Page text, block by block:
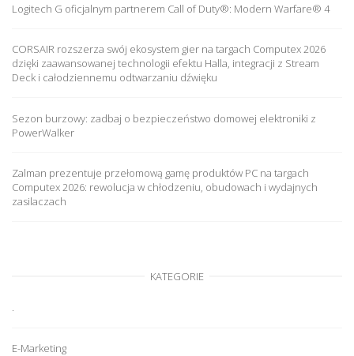
Logitech G oficjalnym partnerem Call of Duty®: Modern Warfare® 4
CORSAIR rozszerza swój ekosystem gier na targach Computex 2026
dzięki zaawansowanej technologii efektu Halla, integracji z Stream
Deck i całodziennemu odtwarzaniu dźwięku
Sezon burzowy: zadbaj o bezpieczeństwo domowej elektroniki z
PowerWalker
Zalman prezentuje przełomową gamę produktów PC na targach
Computex 2026: rewolucja w chłodzeniu, obudowach i wydajnych
zasilaczach
KATEGORIE
.
E-Marketing